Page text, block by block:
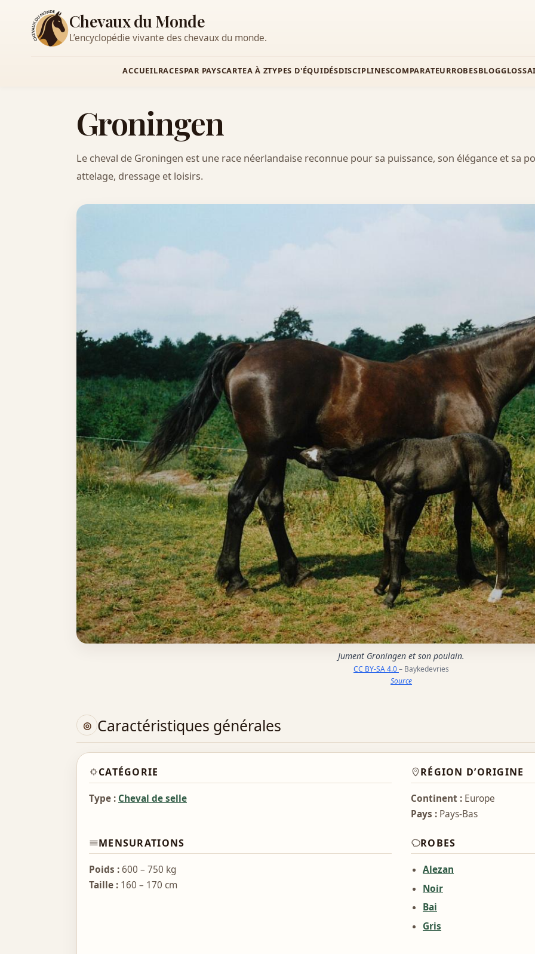
Chevaux du Monde
L’encyclopédie vivante des chevaux du monde.
ACCUEILRACESPAR PAYSCARTEA À ZTYPES D'ÉQUIDÉSDISCIPLINESCOMPARATEURROBESBLOG
Groningen
Le cheval de Groningen est une race néerlandaise reconnue pour sa puissance, son élégance et sa
attelage, dressage et loisirs.
Jument Groningen et son poulain.
CC BY-SA 4.0– Baykedevries
Source
Caractéristiques générales
CATÉGORIE
Type : Cheval de selle
RÉGION D’ORIGINE
Continent : Europe
Pays : Pays-Bas
MENSURATIONS
Poids : 600 – 750 kg
Taille : 160 – 170 cm
ROBES
Alezan
Noir
Bai
Gris